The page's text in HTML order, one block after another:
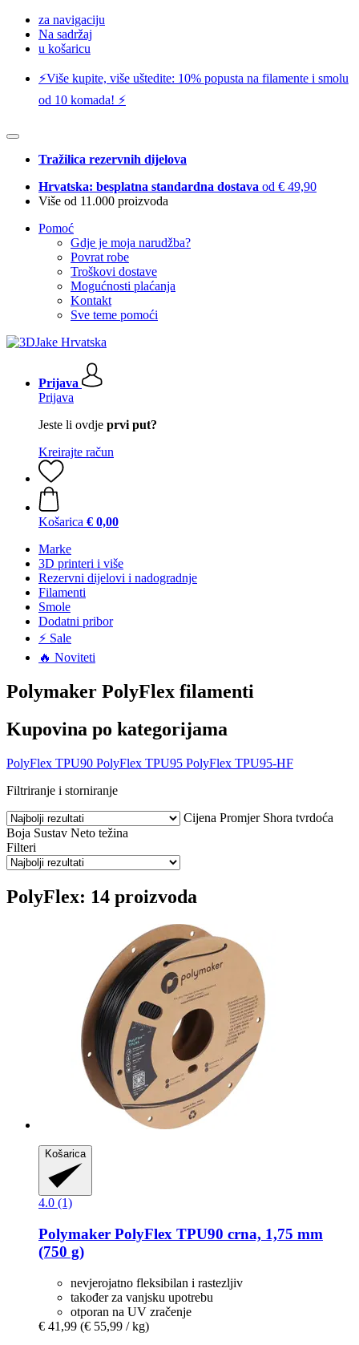
za navigaciju
Na sadržaj
u košaricu
⚡️Više kupite, više uštedite: 10% popusta na filamente i smolu
od 10 komada! ⚡️
Tražilica rezervnih dijelova
Hrvatska: besplatna standardna dostava od € 49,90
Više od 11.000 proizvoda
Pomoć
Gdje je moja narudžba?
Povrat robe
Troškovi dostave
Mogućnosti plaćanja
Kontakt
Sve teme pomoći
Prijava
Prijava
Jeste li ovdje prvi put?
Kreirajte račun
Košarica € 0,00
Marke
3D printeri i više
Rezervni dijelovi i nadogradnje
Filamenti
Smole
Dodatni pribor
⚡ Sale
🔥 Noviteti
Polymaker PolyFlex filamenti
Kupovina po kategorijama
PolyFlex TPU90 PolyFlex TPU95 PolyFlex TPU95-HF
Filtriranje i storniranje
Cijena Promjer Shora tvrdoća
Boja Sustav Neto težina
Filteri
PolyFlex: 14 proizvoda
Košarica
4.0 (1)
Polymaker PolyFlex TPU90 crna, 1,75 mm
(750 g)
nevjerojatno fleksibilan i rastezljiv
također za vanjsku upotrebu
otporan na UV zračenje
€ 41,99 (€ 55,99 / kg)